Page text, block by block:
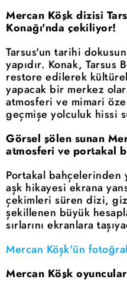
Mercan Köşk dizisi
Konağı'nda çekiliyor!
Tarsus'un tarihi
yapıdır. Konak, Tarsus
restore edilerek
yapacak bir merkez
atmosferi ve mimari
geçmişe yolculuk hissi
Görsel şölen sunan
atmosferi ve portakal
Portakal
aşk hikayesi ekrana
çekimleri süren dizi,
şekillenen büyük
sırlarını ekranlara
Mercan Köşk'ün
Mercan Köşk